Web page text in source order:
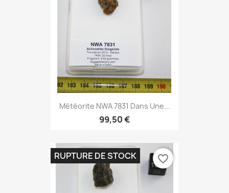
Météorite NWA 7831 Dans Une...
99,50 €
RUPTURE DE STOCK favorite_border